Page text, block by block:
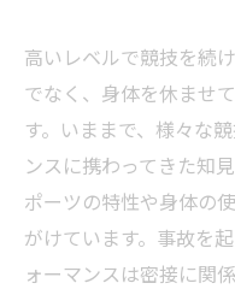
高いレベルで競技を続
でなく、身体を休ませ
す。いままで、様々な
ンスに携わってきた知
ポーツの特性や身体の
がけています。事故を
ォーマンスは密接に関